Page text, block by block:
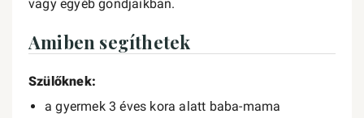
vagy egyéb gondjaikban.
Amiben segíthetek
Szülőknek:
a gyermek 3 éves kora alatt baba-mama